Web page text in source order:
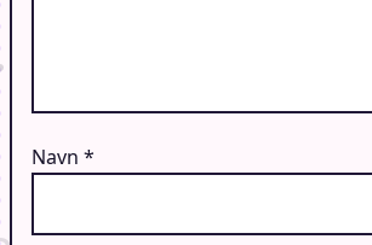
Navn *